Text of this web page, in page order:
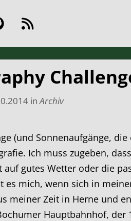
inArchiv
(und Sonnenaufgänge,
Ich muss zugeben,
auf gutes Wetter oder die
es mich, wenn sich in
meiner Zeit in Herne und
Hauptbahnhof,